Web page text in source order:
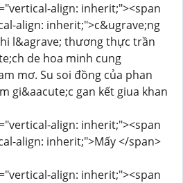
align: inherit;"><span
align: inherit;">c&ugrave;ng
l&agrave; thương thực trần
de hoa minh cung
mơ. Su soi đồng của phan
gi&aacute;c gan kết giua khan
align: inherit;"><span
align: inherit;">Mấy </span>
align: inherit;"><span